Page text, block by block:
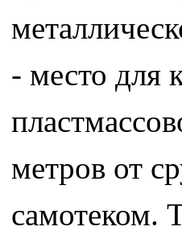
- место для
метров от
самотеком.